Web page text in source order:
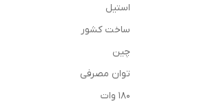
استیل
ساخت کشور
چین
توان مصرفی
180 وات